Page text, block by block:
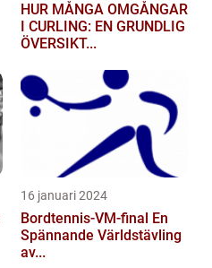
HUR MÅNGA OMGÅNGAR
I CURLING: EN GRUNDLIG
ÖVERSIKT...
16 januari 2024
Bordtennis-VM-final En
Spännande Världstävling
av...